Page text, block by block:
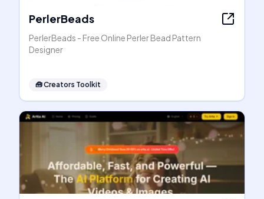
PerlerBeads
PerlerBeads - Free Online Perler Bead Pattern
Designer
🧰Creators Toolkit